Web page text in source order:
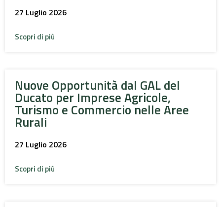
27 Luglio 2026
Scopri di più
Nuove Opportunità dal GAL del
Ducato per Imprese Agricole,
Turismo e Commercio nelle Aree
Rurali
27 Luglio 2026
Scopri di più